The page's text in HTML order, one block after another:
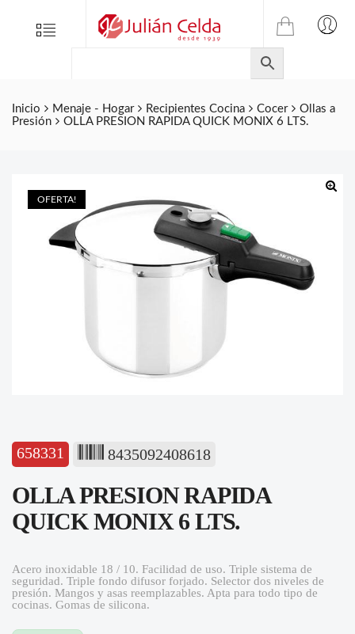
Menu
TIENDA
ONLINE
DE
JULIAN
CELDA
S.L.
Inicio Menaje - Hogar Recipientes Cocina Cocer
Ollas a
Presión
OLLA PRESION RAPIDA QUICK MONIX 6 LTS.
OFERTA!
658331 8435092408618
OLLA PRESION RAPIDA
QUICK MONIX 6 LTS.
Acero inoxidable 18 / 10. Facilidad de uso. Triple sistema de
seguridad. Triple fondo difusor forjado. Selector dos niveles de
presión. Mangos y asas reemplazables. Apta para todo tipo de
cocinas. Gomas de silicona.
Folletos
Contacto